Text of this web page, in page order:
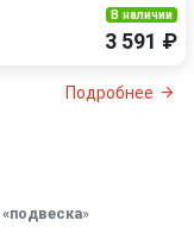
В наличии
3 591 ₽
Подробнее
«подвеска»